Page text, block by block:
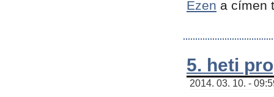
Ezen a címen
5. heti
2014. 03. 10. -